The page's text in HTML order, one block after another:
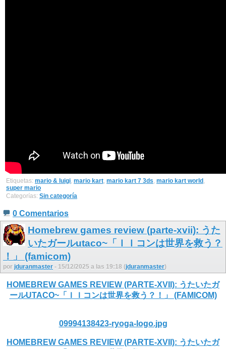
Etiquetas: mario & luigi, mario kart, mario kart 7 3ds, mario kart world,
super mario
Categorías: Sin categoría
0 Comentarios
Homebrew games review (parte-xvii): うた
いたガールutaco~「ＩＩコンは世界を救う？
！」 (famicom)
por jduranmaster - 15/12/2025 a las 19:18 (jduranmaster)
HOMEBREW GAMES REVIEW (PARTE-XVII): うたいたガ
ールUTACO~「ＩＩコンは世界を救う？！」 (FAMICOM)
09994138423-ryoga-logo.jpg
HOMEBREW GAMES REVIEW (PARTE-XVII): うたいたガ